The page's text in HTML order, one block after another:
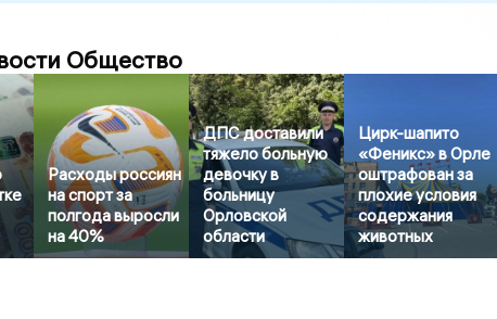
Общество
Расходы россиян
на спорт за
полгода выросли
на 40%
ДПС доставили
тяжело больную
девочку в
больницу
Орловской
области
Цирк-шапито
«Феникс» в Орле
оштрафован за
плохие условия
содержания
животных